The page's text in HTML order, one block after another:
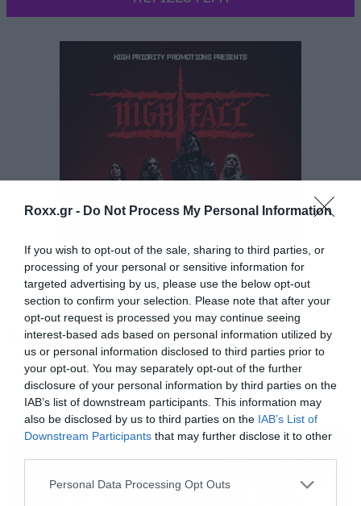
Roxx.gr - Do Not Process My Personal Information
If you wish to opt-out of the sale, sharing to third parties, or
processing of your personal or sensitive information for
targeted advertising by us, please use the below opt-out
section to confirm your selection. Please note that after your
opt-out request is processed you may continue seeing
interest-based ads based on personal information utilized by
us or personal information disclosed to third parties prior to
your opt-out. You may separately opt-out of the further
disclosure of your personal information by third parties on the
IAB’s list of downstream participants. This information may
also be disclosed by us to third parties on the IAB’s List of
Downstream Participants that may further disclose it to other
Please note that this website/app uses one or more Google
Personal Data Processing Opt Outs
Πάνε αυτά! Διαβάστε το γιατί…
Το Orion ήταν το φεστιβάλ, που διοργάνωσαν οι
Metallica το 2012 και το 2013 σε Ατλάντικ Σίτι
Tags: METALLICA